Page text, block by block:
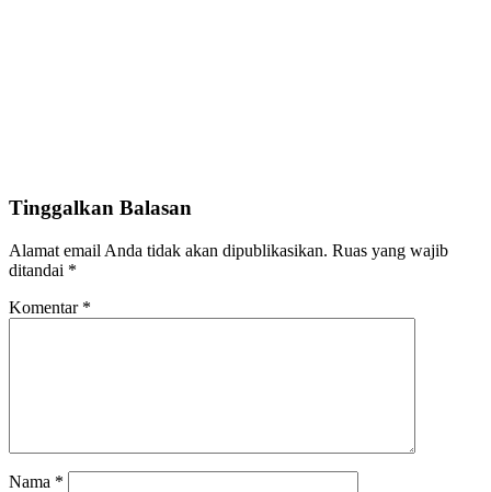
Tinggalkan Balasan
Alamat email Anda tidak akan dipublikasikan. Ruas yang wajib
ditandai *
Komentar *
Nama *